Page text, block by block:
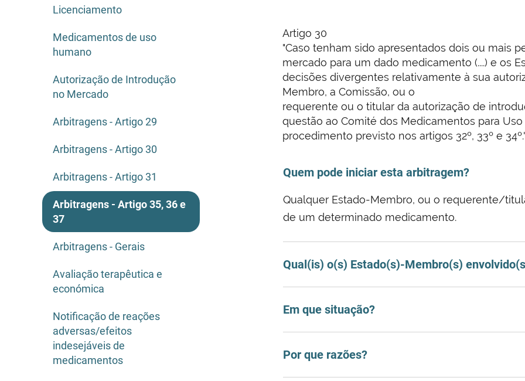
Licenciamento
Medicamentos de uso
humano
Autorização de Introdução
no Mercado
Arbitragens - Artigo 29
Arbitragens - Artigo 30
Arbitragens - Artigo 31
Arbitragens - Artigo 35, 36 e
37
Arbitragens - Gerais
Avaliação terapêutica e
económica
Notificação de reações
adversas/efeitos
indesejáveis de
medicamentos
Artigo 30
"Caso tenham sido apresentados dois ou mais
mercado para um dado medicamento (....) e os
decisões divergentes relativamente à sua
Membro, a Comissão, ou o
requerente ou o titular da autorização de
questão ao Comité dos Medicamentos para
procedimento previsto nos artigos 32º, 33º e
Quem pode iniciar esta arbitragem?
Qualquer Estado-Membro, ou o requerente/
de um determinado medicamento.
Qual(is) o(s) Estado(s)-Membro(s)
Em que situação?
Por que razões?